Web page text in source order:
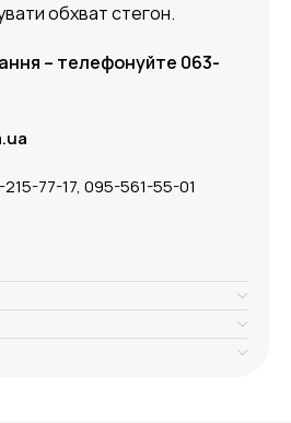
обхват стегон.
– телефонуйте 063-
77-17, 095-561-55-01